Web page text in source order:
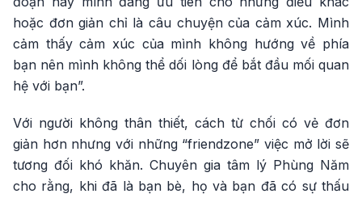
hoặc đơn giản chỉ là câu chuyện của cảm xúc. Mình
cảm thấy cảm xúc của mình không hướng về phía
bạn nên mình không thể dối lòng để bắt đầu mối quan
hệ với bạn”.
Với người không thân thiết, cách từ chối có vẻ đơn
giản hơn nhưng với những “friendzone” việc mở lời sẽ
tương đối khó khăn. Chuyên gia tâm lý Phùng Năm
cho rằng, khi đã là bạn bè, họ và bạn đã có sự thấu